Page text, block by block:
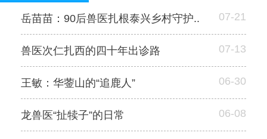
岳苗苗：90后兽医扎根泰兴乡村守护.. 07-21
兽医次仁扎西的四十年出诊路 07-13
王敏：华蓥山的“追鹿人” 06-30
龙兽医“扯犊子”的日常 06-08